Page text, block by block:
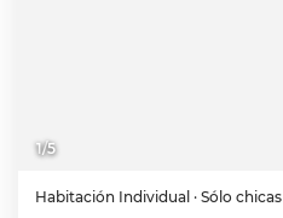
1/5
Habitación Individual · Sólo chicas